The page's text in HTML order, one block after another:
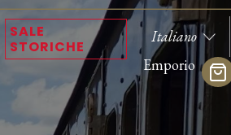
SALE
STORICHE
Emporio